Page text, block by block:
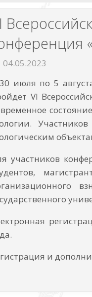
04.05.2023
июля по 5
VI
участников
и